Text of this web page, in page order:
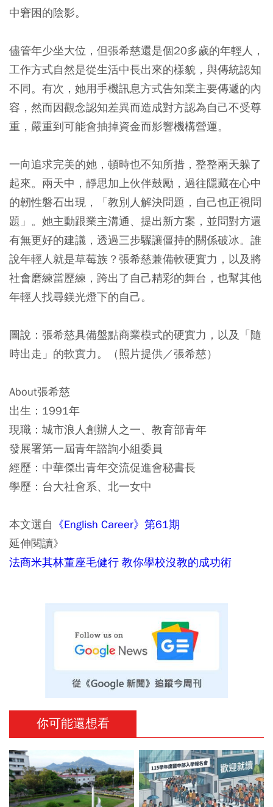
中窘困的陰影。
儘管年少坐大位，但張希慈還是個20多歲的年輕人，
工作方式自然是從生活中長出來的樣貌，與傳統認知
不同。有次，她用手機訊息方式告知業主要傳遞的內
容，然而因觀念認知差異而造成對方認為自己不受尊
重，嚴重到可能會抽掉資金而影響機構營運。
一向追求完美的她，頓時也不知所措，整整兩天躲了
起來。兩天中，靜思加上伙伴鼓勵，過往隱藏在心中
的韌性磐石出現，「教別人解決問題，自己也正視問
題」。她主動跟業主溝通、提出新方案，並問對方還
有無更好的建議，透過三步驟讓僵持的關係破冰。誰
說年輕人就是草莓族？張希慈兼備軟硬實力，以及將
社會磨練當歷練，跨出了自己精彩的舞台，也幫其他
年輕人找尋鎂光燈下的自己。
圖說：張希慈具備盤點商業模式的硬實力，以及「隨
時出走」的軟實力。（照片提供／張希慈）
About張希慈
出生：1991年
現職：城市浪人創辦人之一、教育部青年
發展署第一屆青年諮詢小組委員
經歷：中華傑出青年交流促進會秘書長
學歷：台大社會系、北一女中
本文選自 《English Career》第61期
延伸閱讀》
法商米其林董座毛健行 教你學校沒教的成功術
你可能還想看